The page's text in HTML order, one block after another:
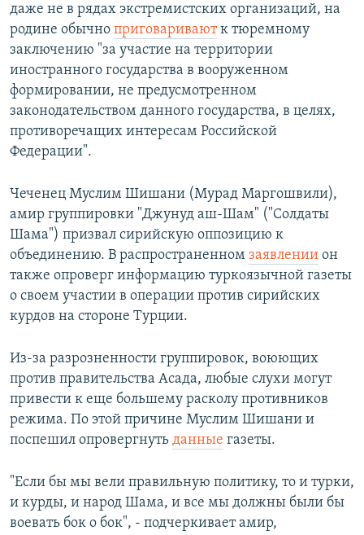
даже не в рядах экстремистских организаций, на
родине обычно приговариваютк тюремному
заключению "за участие на территории
иностранного государства в вооруженном
формировании, не предусмотренном
законодательством данного государства, в целях,
противоречащих интересам Российской
Федерации".
Чеченец Муслим Шишани (Мурад Маргошвили),
амир группировки "Джунуд аш-Шам" ("Солдаты
Шама") призвал сирийскую оппозицию к
объединению. В распространенном заявлении он
также опроверг информацию туркоязычной газеты
о своем участии в операции против сирийских
курдов на стороне Турции.
Из-за разрозненности группировок, воюющих
против правительства Асада, любые слухи могут
привести к еще большему расколу противников
режима. По этой причине Муслим Шишани и
поспешил опровергнуть данные газеты.
"Если бы мы вели правильную политику, то и турки,
и курды, и народ Шама, и все мы должны были бы
воевать бок о бок", - подчеркивает амир,